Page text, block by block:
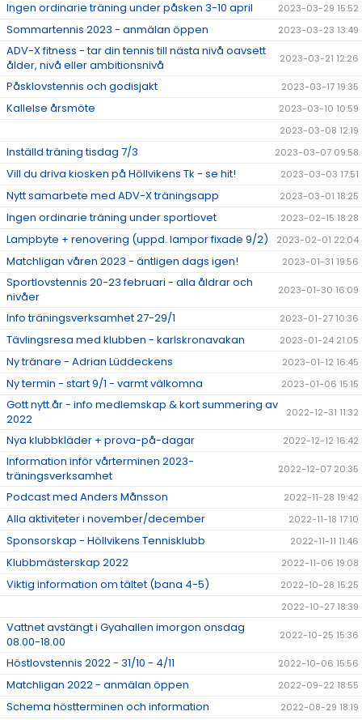
Ingen ordinarie träning under påsken 3-10 april 2023-03-29 15:52
Sommartennis 2023 - anmälan öppen 2023-03-23 13:49
ADV-X fitness - tar din tennis till nästa nivå oavsett
ålder, nivå eller ambitionsnivå
2023-03-21 12:26
Påsklovstennis och godisjakt 2023-03-17 19:35
Kallelse årsmöte
2023-03-10 10:59
2023-03-08 12:19
Inställd träning tisdag 7/3 2023-03-07 09:58
Vill du driva kiosken på Höllvikens Tk - se hit! 2023-03-03 17:51
Nytt samarbete med ADV-X träningsapp 2023-03-01 18:25
Ingen ordinarie träning under sportlovet 2023-02-15 18:28
Lampbyte + renovering (uppd. lampor fixade 9/2) 2023-02-01 22:04
Matchligan våren 2023 - äntligen dags igen! 2023-01-31 19:56
Sportlovstennis 20-23 februari - alla åldrar och
nivåer
2023-01-30 16:09
Info träningsverksamhet 27-29/1 2023-01-27 10:36
Tävlingsresa med klubben - karlskronavakan 2023-01-24 21:05
Ny tränare - Adrian Lüddeckens 2023-01-12 16:45
Ny termin - start 9/1 - varmt välkomna 2023-01-06 15:15
Gott nytt år - info medlemskap & kort summering av
2022
2022-12-31 11:32
Nya klubbkläder + prova-på-dagar 2022-12-12 16:42
Information inför vårterminen 2023-
träningsverksamhet
2022-12-07 20:35
Podcast med Anders Månsson 2022-11-28 19:42
Alla aktiviteter i november/december 2022-11-18 17:10
Sponsorskap - Höllvikens Tennisklubb 2022-11-11 11:46
Klubbmästerskap 2022 2022-11-06 19:08
Viktig information om tältet (bana 4-5)
2022-10-28 15:25
2022-10-27 18:39
Vattnet avstängt i Gyahallen imorgon onsdag
08.00-18.00
2022-10-25 15:36
Höstlovstennis 2022 - 31/10 - 4/11 2022-10-06 15:56
Matchligan 2022 - anmälan öppen 2022-09-22 18:55
Schema höstterminen och information 2022-08-29 18:19